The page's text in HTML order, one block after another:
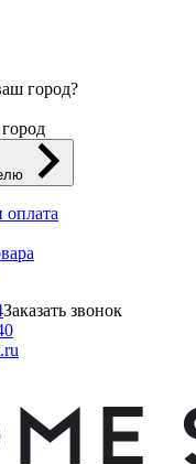
город?
оплата
Заказать звонок